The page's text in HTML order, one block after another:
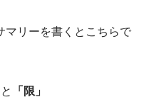
マリーを書くとこちらで
「限」